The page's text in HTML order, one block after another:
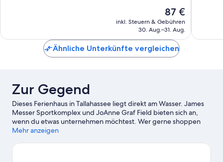
Bewertungen
Der
Preis
beträgt
87 €
inkl. Steuern & Gebühren
30. Aug.–31. Aug.
Ähnliche Unterkünfte vergleichen
Zur Gegend
Dieses Ferienhaus in Tallahassee liegt direkt am Wasser. James
Messer Sportkomplex und JoAnne Graf Field bieten sich an,
wenn du etwas unternehmen möchtest. Wer gerne shoppen
geht, kommt hier auf seine Kosten: Westwood Shopping Center
Aufenthalt in der Stadt mit dem Besuch eines spannenden
Mehr anzeigen